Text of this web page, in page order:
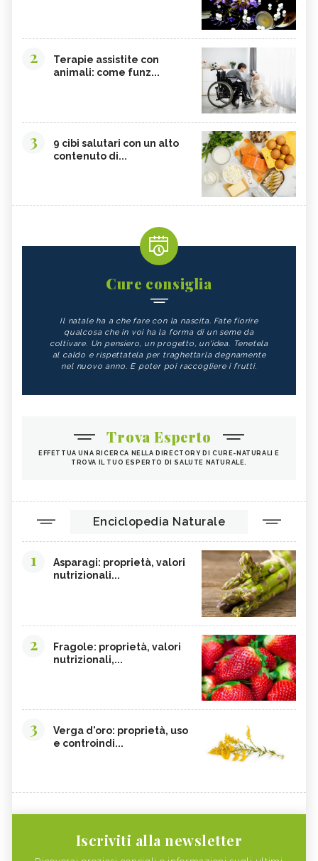
2
Terapie assistite con
animali: come funz...
3
9 cibi salutari con un alto
contenuto di...
Cure consiglia
Il natale ha a che fare con la nascita. Fate fiorire
qualcosa che in voi ha la forma di un seme da
coltivare. Un pensiero, un progetto, un'idea. Tenetela
al caldo e rispettatela per traghettarla degnamente
nel nuovo anno. E poter poi raccogliere i frutti.
Trova Esperto
EFFETTUA UNA RICERCA NELLA DIRECTORY DI CURE-NATURALI E
TROVA IL TUO ESPERTO DI SALUTE NATURALE.
Enciclopedia Naturale
1
Asparagi: proprietà, valori
nutrizionali...
2
Fragole: proprietà, valori
nutrizionali,...
3
Verga d'oro: proprietà, uso
e controindi...
Iscriviti alla newsletter